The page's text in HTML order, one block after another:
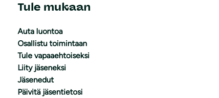
Tule mukaan
Auta luontoa
Osallistu toimintaan
Tule vapaaehtoiseksi
Liity jäseneksi
Jäsenedut
Päivitä jäsentietosi